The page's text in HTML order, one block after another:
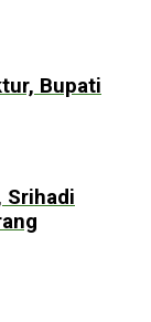
Bupati
Srihadi